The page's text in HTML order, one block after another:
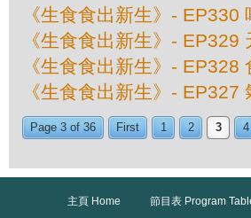
《生食食出新生》- EP330
《生食食出新生》-
《生食食出新生》-
《生食食出新生》-
Page 3 of 36 First 1 2 3 4
主頁 Home 節目表 Program